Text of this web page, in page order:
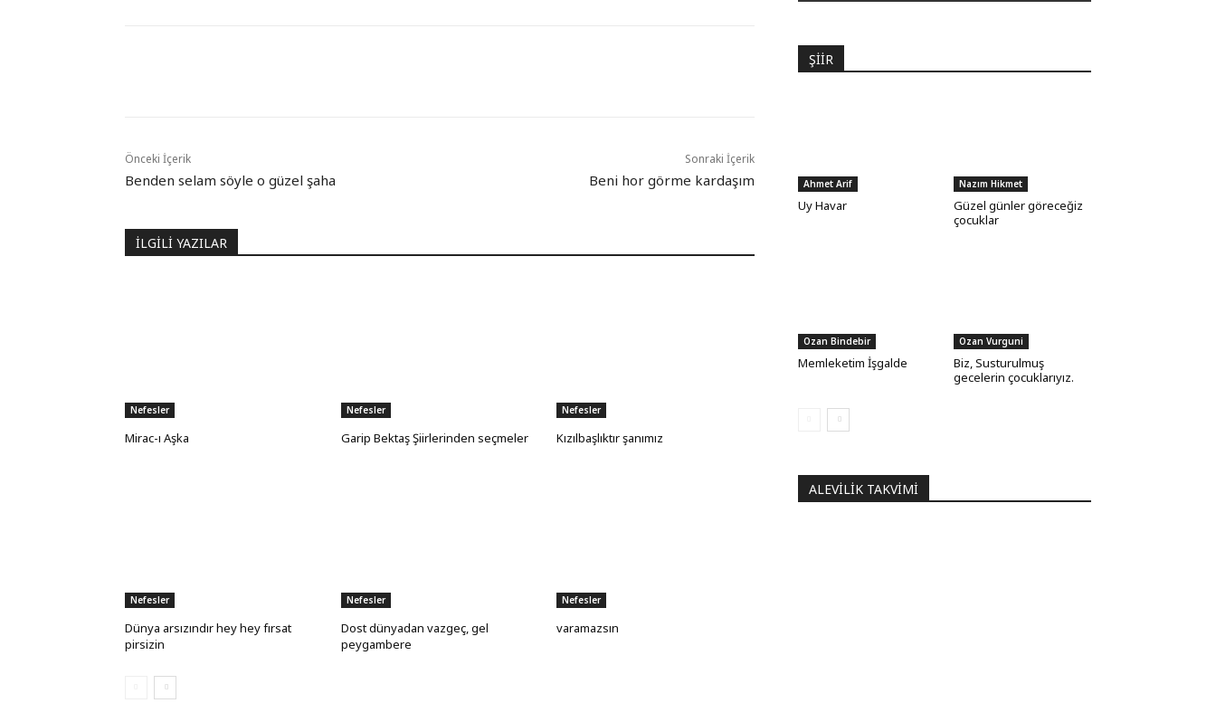
Önceki İçerik
Benden selam söyle o güzel şaha
Sonraki İçerik
Beni hor görme kardaşım
İLGİLİ YAZILAR
Nefesler
Mirac-ı Aşka
Nefesler
Garip Bektaş Şiirlerinden seçmeler
Nefesler
Kızılbaşlıktır şanımız
Nefesler
Dünya arsızındır hey hey fırsat
pirsizin
Nefesler
Dost dünyadan vazgeç, gel
peygambere
Nefesler
varamazsın
ŞİİR
Ahmet Arif
Uy Havar
Nazım Hikmet
Güzel günler göreceğiz
çocuklar
Ozan Bindebir
Memleketim İşgalde
Ozan Vurguni
Biz, Susturulmuş
gecelerin çocuklarıyız.
ALEVILIK TAKVIMI